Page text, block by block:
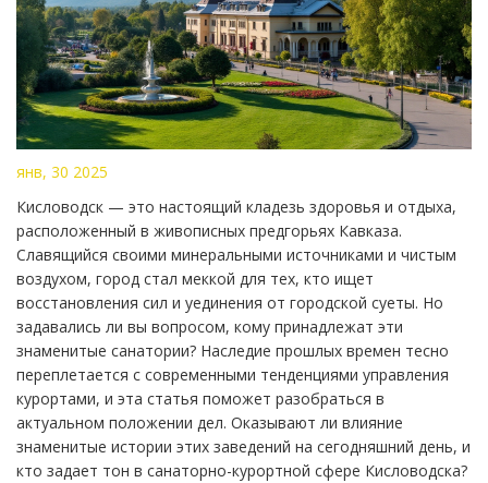
янв, 30 2025
Кисловодск — это настоящий кладезь здоровья и отдыха,
расположенный в живописных предгорьях Кавказа.
Славящийся своими минеральными источниками и чистым
воздухом, город стал меккой для тех, кто ищет
восстановления сил и уединения от городской суеты. Но
задавались ли вы вопросом, кому принадлежат эти
знаменитые санатории? Наследие прошлых времен тесно
переплетается с современными тенденциями управления
курортами, и эта статья поможет разобраться в
актуальном положении дел. Оказывают ли влияние
знаменитые истории этих заведений на сегодняшний день, и
кто задает тон в санаторно-курортной сфере Кисловодска?